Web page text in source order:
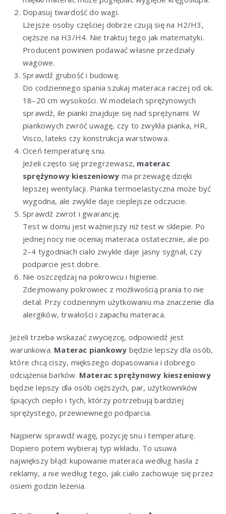
Dopasuj twardość do wagi.
Lżejsze osoby częściej dobrze czują się na H2/H3,
cięższe na H3/H4. Nie traktuj tego jak matematyki.
Producent powinien podawać własne przedziały
wagowe.
Sprawdź grubość i budowę.
Do codziennego spania szukaj materaca raczej od ok.
18–20 cm wysokości. W modelach sprężynowych
sprawdź, ile pianki znajduje się nad sprężynami. W
piankowych zwróć uwagę, czy to zwykła pianka, HR,
Visco, lateks czy konstrukcja warstwowa.
Oceń temperaturę snu.
Jeżeli często się przegrzewasz, materac
sprężynowy kieszeniowy ma przewagę dzięki
lepszej wentylacji. Pianka termoelastyczna może być
wygodna, ale zwykle daje cieplejsze odczucie.
Sprawdź zwrot i gwarancję.
Test w domu jest ważniejszy niż test w sklepie. Po
jednej nocy nie oceniaj materaca ostatecznie, ale po
2–4 tygodniach ciało zwykle daje jasny sygnał, czy
podparcie jest dobre.
Nie oszczędzaj na pokrowcu i higienie.
Zdejmowany pokrowiec z możliwością prania to nie
detal. Przy codziennym użytkowaniu ma znaczenie dla
alergików, trwałości i zapachu materaca.
Jeżeli trzeba wskazać zwycięzcę, odpowiedź jest
warunkowa. Materac piankowy będzie lepszy dla osób,
które chcą ciszy, miększego dopasowania i dobrego
odciążenia barków. Materac sprężynowy kieszeniowy
będzie lepszy dla osób cięższych, par, użytkowników
śpiących ciepło i tych, którzy potrzebują bardziej
sprężystego, przewiewnego podparcia.
Najpierw sprawdź wagę, pozycję snu i temperaturę.
Dopiero potem wybieraj typ wkładu. To usuwa
największy błąd: kupowanie materaca według hasła z
reklamy, a nie według tego, jak ciało zachowuje się przez
osiem godzin leżenia.